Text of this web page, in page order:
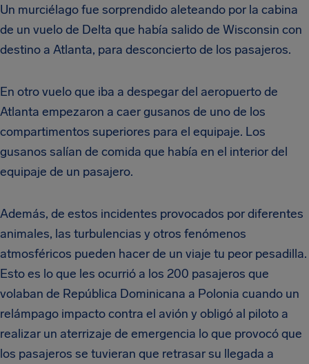
Un murciélago fue sorprendido aleteando por la cabina
de un vuelo de Delta que había salido de Wisconsin con
destino a Atlanta, para desconcierto de los pasajeros.
En otro vuelo que iba a despegar del aeropuerto de
Atlanta empezaron a caer gusanos de uno de los
compartimentos superiores para el equipaje. Los
gusanos salían de comida que había en el interior del
equipaje de un pasajero.
Además, de estos incidentes provocados por diferentes
animales, las turbulencias y otros fenómenos
atmosféricos pueden hacer de un viaje tu peor pesadilla.
Esto es lo que les ocurrió a los 200 pasajeros que
volaban de República Dominicana a Polonia cuando un
relámpago impacto contra el avión y obligó al piloto a
realizar un aterrizaje de emergencia lo que provocó que
los pasajeros se tuvieran que retrasar su llegada a